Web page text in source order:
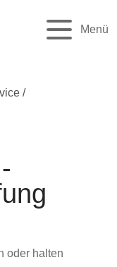
Menü
/
oder halten